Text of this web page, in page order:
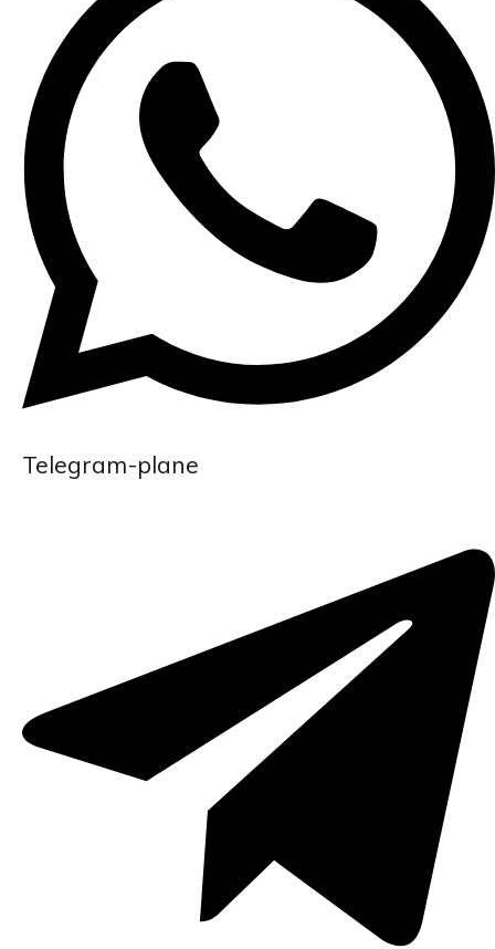
Telegram-plane